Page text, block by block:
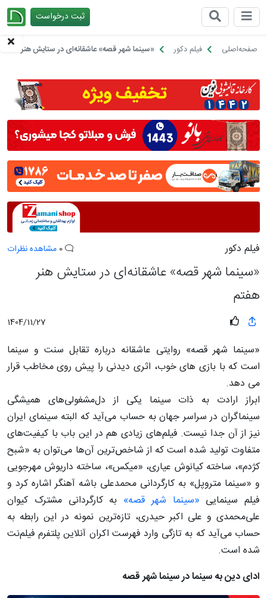
ثبت درخواست
صفحه‌اصلی فیلم دکور «سینما شهر قصه» عاشقانه‌ای در ستایش هنر هفتم
فیلم دکور مشاهده نظرات
«سینما شهر قصه» عاشقانه‌ای در ستایش هنر
هفتم
1404/11/27
«سینما شهر قصه» روایتی عاشقانه درباره تقابل سنت و سینما
است که با بازی های خوب، اثری دیدنی را پیش روی مخاطب قرار
می دهد.
ابراز ارادت به ذات سینما یکی از دل‌مشغولی‌های همیشگی
سینماگران در سراسر جهان به حساب می‌آید که البته سینمای ایران
نیز از آن جدا نیست. فیلم‌های زیادی هم در این باب با کیفیت‌های
متفاوت تولید شده است که از شاخص‌ترین آن‌ها می‌توان به «شبح
کژدم»، ساخته کیانوش عیاری، «میکس»، ساخته داریوش مهرجویی
و «سینما متروپل» به کارگردانی محمدعلی باشه آهنگر اشاره کرد و
فیلم سینمایی «سینما شهر قصه» به کارگردانی مشترک کیوان
علی‌محمدی و علی اکبر حیدری، تازه‌ترین نمونه در این رابطه به
حساب می‌آید که به تازگی وارد فهرست اکران آنلاین پلتفرم فیلم‌نت
شده است.
ادای دین به سینما در سینما شهر قصه